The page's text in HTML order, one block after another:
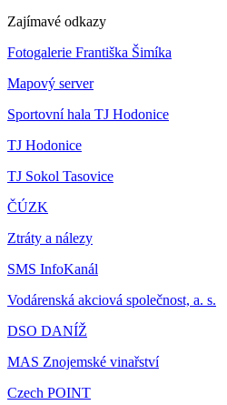
Zajímavé odkazy
Fotogalerie Františka Šimíka
Mapový server
Sportovní hala TJ Hodonice
TJ Hodonice
TJ Sokol Tasovice
ČÚZK
Ztráty a nálezy
SMS InfoKanál
Vodárenská akciová společnost, a. s.
DSO DANÍŽ
MAS Znojemské vinařství
Czech POINT